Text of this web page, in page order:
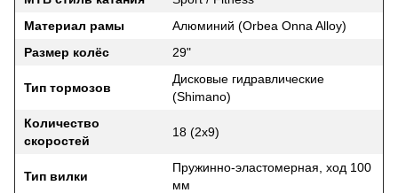
Материал рамы
Алюминий (Orbea Onna Alloy)
Размер колёс
29"
Тип тормозов
Дисковые гидравлические
(Shimano)
Количество
скоростей
18 (2x9)
Тип вилки
Пружинно-эластомерная, ход 100
мм